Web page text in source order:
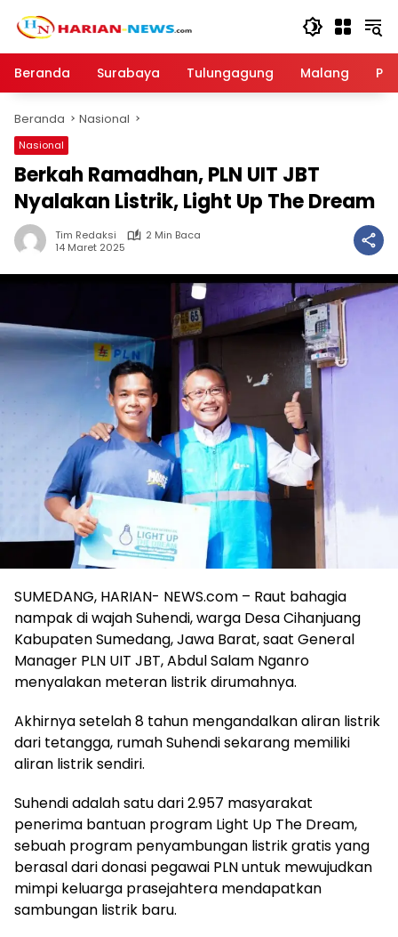
Beranda
Surabaya Tulungagung Malang
Beranda Nasional
Nasional
Berkah Ramadhan, PLN UIT JBT
Nyalakan Listrik, Light Up The Dream
Tim Redaksi
2 Min Baca
14 Maret 2025
SUMEDANG, HARIAN- NEWS.com – Raut bahagia
nampak di wajah Suhendi, warga Desa Cihanjuang
Kabupaten Sumedang, Jawa Barat, saat General
Manager PLN UIT JBT, Abdul Salam Nganro
menyalakan meteran listrik dirumahnya.
Akhirnya setelah 8 tahun mengandalkan aliran listrik
dari tetangga, rumah Suhendi sekarang memiliki
aliran listrik sendiri.
Suhendi adalah satu dari 2.957 masyarakat
penerima bantuan program Light Up The Dream,
sebuah program penyambungan listrik gratis yang
berasal dari donasi pegawai PLN untuk mewujudkan
mimpi keluarga prasejahtera mendapatkan
sambungan listrik baru.